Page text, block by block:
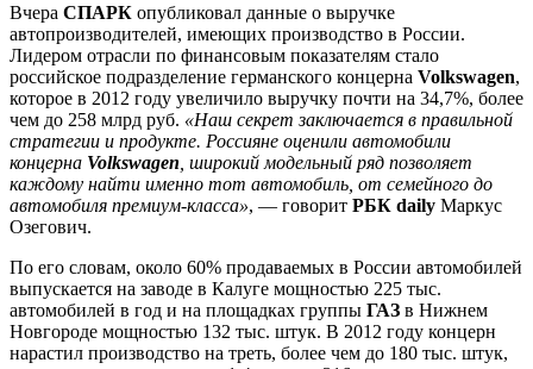
Вчера СПАРК опубликовал данные о выручке
автопроизводителей, имеющих производ­ство в России.
Лидером отрасли по финансовым показателям стало
российское подразделение германского концерна Volkswagen,
которое в 2012 году увеличило выручку почти на 34,7%, более
чем до 258 млрд руб. «Наш секрет заключается в правильной
стратегии и продукте. Россияне оценили автомобили
концерна Volkswagen , широкий модельный ряд позволяет
каждому найти именно тот авто­мобиль, от семейного до
автомобиля премиум-класса», — говорит РБК daily Маркус
Озегович.
По его словам, около 60% продаваемых в России автомобилей
выпускается на заводе в Калуге мощностью 225 тыс.
автомобилей в год и на площадках группы ГАЗ в Нижнем
Новгороде мощностью 132 тыс. штук. В 2012 году концерн
нарастил производство на треть, более чем до 180 тыс. штук,